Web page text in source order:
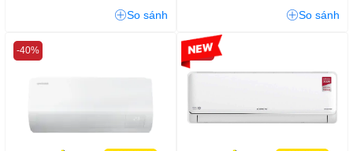
So sánh So sánh
-40% -40%